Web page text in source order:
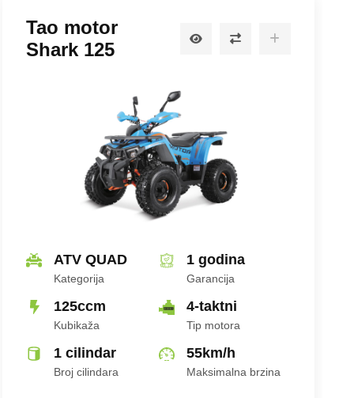
Tao motor
Shark 125
ATV QUAD
Kategorija
1 godina
Garancija
125ccm
Kubikaža
4-taktni
Tip motora
1 cilindar
Broj cilindara
55km/h
Maksimalna brzina